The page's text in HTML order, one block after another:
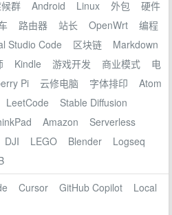
群 Android Linux 外包
硬件
路由器 站长 OpenWrt
编程
Studio Code 区块链
Markdown
Kindle 游戏开发 商业模式
电
Pi 云修电脑 字体排印
Atom
LeetCode
Stable Diffusion
Amazon
Serverless
DJI LEGO Blender
Logseq
Cursor GitHub Copilot
Local